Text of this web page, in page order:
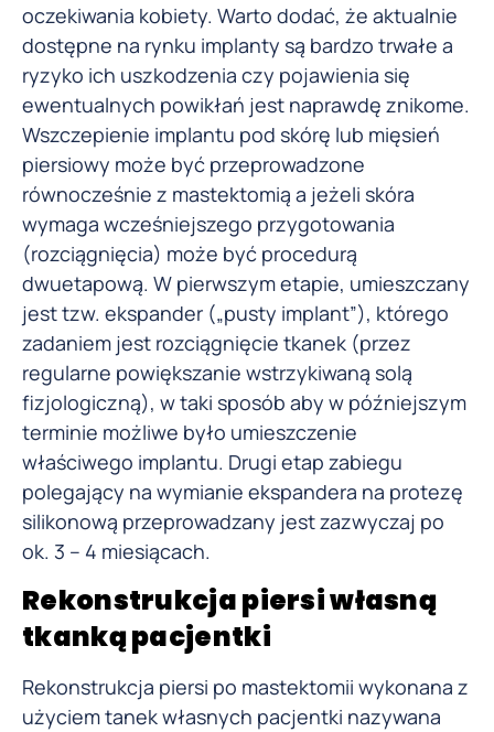
oczekiwania kobiety. Warto dodać, że aktualnie
dostępne na rynku implanty są bardzo trwałe a
ryzyko ich uszkodzenia czy pojawienia się
ewentualnych powikłań jest naprawdę znikome.
Wszczepienie implantu pod skórę lub mięsień
piersiowy może być przeprowadzone
równocześnie z mastektomią a jeżeli skóra
wymaga wcześniejszego przygotowania
(rozciągnięcia) może być procedurą
dwuetapową. W pierwszym etapie, umieszczany
jest tzw. ekspander („pusty implant”), którego
zadaniem jest rozciągnięcie tkanek (przez
regularne powiększanie wstrzykiwaną solą
fizjologiczną), w taki sposób aby w późniejszym
terminie możliwe było umieszczenie
właściwego implantu. Drugi etap zabiegu
polegający na wymianie ekspandera na protezę
silikonową przeprowadzany jest zazwyczaj po
ok. 3 – 4 miesiącach.
Rekonstrukcja piersi własną
tkanką pacjentki
Rekonstrukcja piersi po mastektomii wykonana z
użyciem tanek własnych pacjentki nazywana